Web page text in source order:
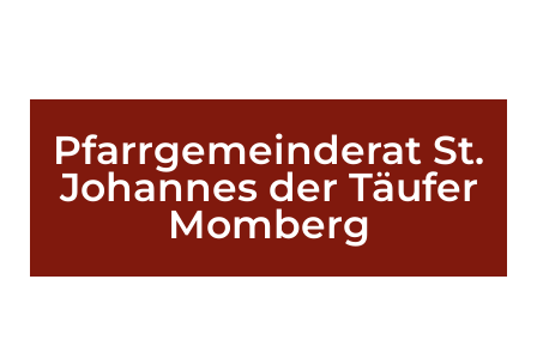
Pfarrgemeinderat St.
Johannes der Täufer
Momberg